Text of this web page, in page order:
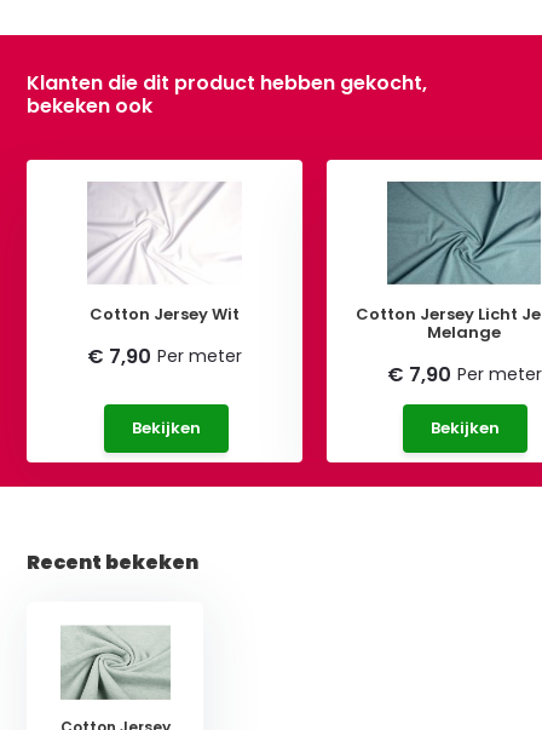
Klanten die dit product hebben gekocht,
bekeken ook
Cotton Jersey Wit
€ 7,90 Per meter
Bekijken
Cotton Jersey Licht
Melange
€ 7,90 Per meter
Bekijken
Recent bekeken